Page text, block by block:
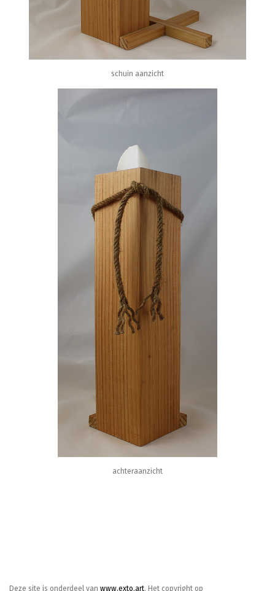
schuin aanzicht
achteraanzicht
Deze site is onderdeel van www.exto.art. Het copyright op